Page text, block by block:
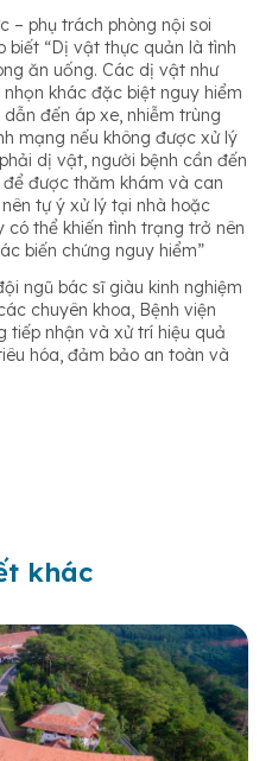
– phụ trách phòng nội soi
biết “Dị vật thực quản là tình
ăn uống. Các dị vật như
khác đặc biệt nguy hiểm
đến áp xe, nhiễm trùng
mạng nếu không được xử lý
dị vật, người bệnh cần đến
được thăm khám và can
tự ý xử lý tại nhà hoặc
thể khiến tình trạng trở nên
biến chứng nguy hiểm”
ngũ bác sĩ giàu kinh nghiệm
chuyên khoa, Bệnh viện
tiếp nhận và xử trí hiệu quả
hóa, đảm bảo an toàn và
khác